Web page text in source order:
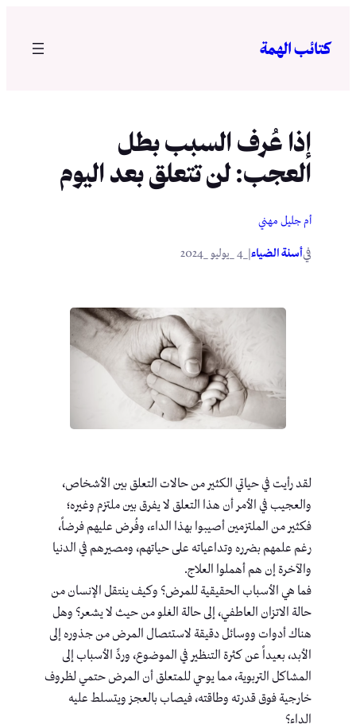
المحتوى
كتائب الهمة
إذا عُرف السبب بطل
العجب: لن تتعلق بعد اليوم
أم جليل مهني
فيأسنة الضياء
لقد رأيت في حياتي الكثير من حالات التعلق بين الأشخاص،
والعجيب في الأمر أن هذا التعلق لا يفرق بين ملتزم وغيره؛
فكثير من الملتزمين أصيبوا بهذا الداء، وفُرض عليهم فرضاً،
رغم علمهم بضرره وتداعياته على حياتهم، ومصيرهم في الدنيا
والآخرة إن هم أهملوا العلاج.
فما هي الأسباب الحقيقية للمرض؟ وكيف ينتقل الإنسان من
حالة الاتزان العاطفي، إلى حالة الغلو من حيث لا يشعر؟ وهل
هناك أدوات ووسائل دقيقة لاستئصال المرض من جذوره إلى
الأبد، بعيداً عن كثرة التنظير في الموضوع، وردِّ الأسباب إلى
المشاكل التربوية، مما يوحي للمتعلق أن المرض حتمي لظروف
خارجية فوق قدرته وطاقته، فيصاب بالعجز ويتسلط عليه
الداء؟